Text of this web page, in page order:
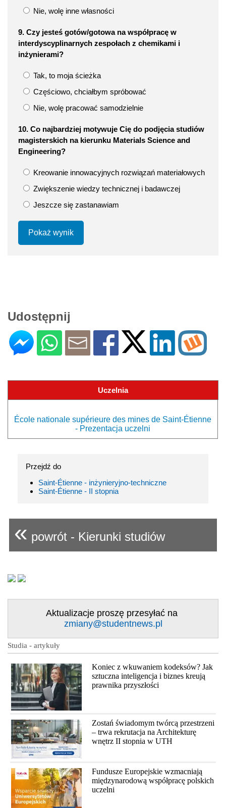
Nie, wolę inne własności
9. Czy jesteś gotów/gotowa na współpracę w
interdyscyplinarnych zespołach z chemikami i
inżynierami?
Tak, to moja ścieżka
Częściowo, chciałbym spróbować
Nie, wolę pracować samodzielnie
10. Co najbardziej motywuje Cię do podjęcia studiów
magisterskich na kierunku Materials Science and
Engineering?
Kreowanie innowacyjnych rozwiązań materiałowych
Zwiększenie wiedzy technicznej i badawczej
Jeszcze się zastanawiam
Pokaż wynik
Udostępnij
Uczelnia
École nationale supérieure des mines de Saint-Étienne
- Prezentacja uczelni
Przejdź do
Saint-Étienne - inżynieryjno-techniczne
Saint-Étienne - II stopnia
« powrót - Kierunki studiów
Aktualizacje proszę przesyłać na
zmiany@studentnews.pl
Studia - artykuły
Koniec z wkuwaniem kodeksów? Jak
sztuczna inteligencja i biznes kreują
prawnika przyszłości
Zostań świadomym twórcą przestrzeni
– trwa rekrutacja na Architekturę
wnętrz II stopnia w UTH
Fundusze Europejskie wzmacniają
międzynarodową współpracę polskich
uczelni